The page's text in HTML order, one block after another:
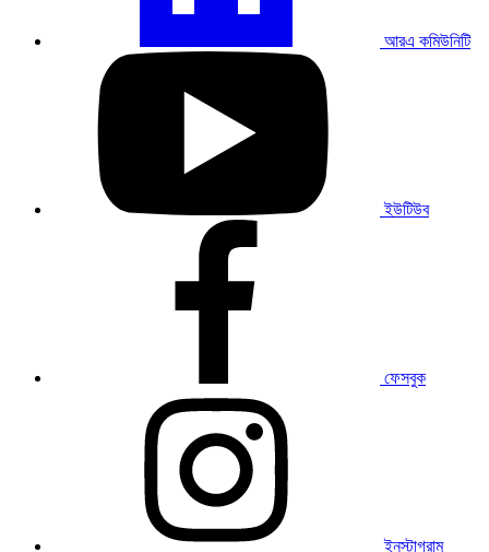
আরএ কমিউনিটি
প্রোফাইল
ইউটিউব
ফেসবুক
ইনস্টাগ্রাম